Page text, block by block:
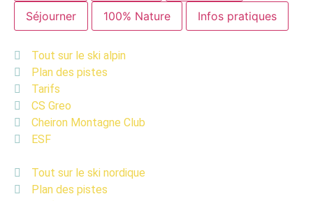
Séjourner 100% Nature Infos pratiques
Tout sur le ski alpin
Plan des pistes
Tarifs
CS Greo
Cheiron Montagne Club
ESF
Tout sur le ski nordique
Plan des pistes